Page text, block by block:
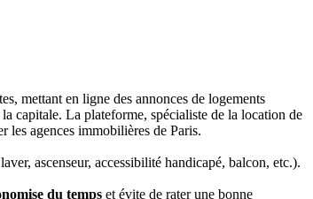
mettant en ligne des annonces de logements
capitale. La plateforme, spécialiste de la location de
les agences immobilières de Paris.
ascenseur, accessibilité handicapé, balcon, etc.).
du temps et évite de rater une bonne